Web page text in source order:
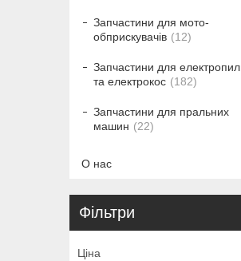
Запчастини для мото-
обприскувачів
12
Запчастини для електропил
та електрокос
182
Запчастини для пральних
машин
22
О нас
Фільтри
Ціна